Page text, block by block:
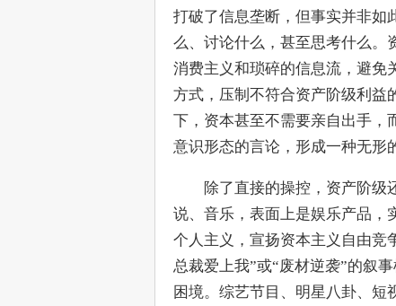
打破了信息垄断，但事实并非如
么、讨论什么，甚至思考什么。
消费主义和琐碎的信息流，避免
方式，压制不符合资产阶级利益
下，资本甚至不需要亲自出手，
意识形态的言论，形成一种无形
除了直接的操控，资产阶级还
说、音乐，表面上是娱乐产品，
个人主义，宣扬资本主义自由竞
总裁爱上我”或“废材逆袭”的叙
困境。综艺节目、明星八卦、短